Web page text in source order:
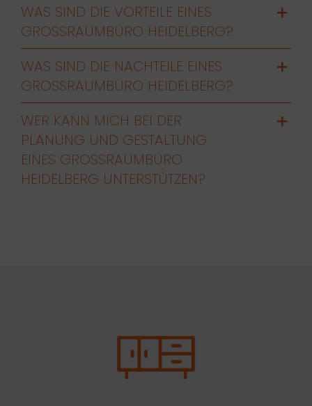
WAS SIND DIE VORTEILE EINES
GROSSRAUMBÜRO HEIDELBERG?
WAS SIND DIE NACHTEILE EINES
GROSSRAUMBÜRO HEIDELBERG?
WER KANN MICH BEI DER
PLANUNG UND GESTALTUNG
EINES GROSSRAUMBÜRO H
EIDELBERG UNTERSTÜTZEN?